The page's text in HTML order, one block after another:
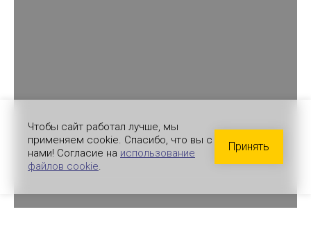
Чтобы сайт работал лучше, мы
применяем cookie. Спасибо, что вы с
нами! Согласие на использование
файлов cookie.
Принять